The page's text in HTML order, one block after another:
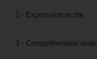
2 - Expression écrite
3 - Compréhension orale